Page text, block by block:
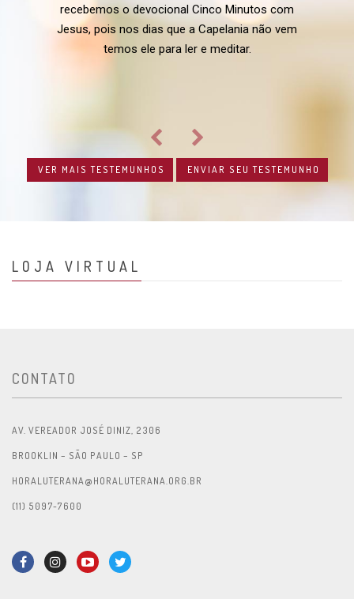
recebemos o devocional Cinco Minutos com
Jesus, pois nos dias que a Capelania não vem
temos ele para ler e meditar.
VER MAIS TESTEMUNHOS ENVIAR SEU TESTEMUNHO
LOJA VIRTUAL
CONTATO
AV. VEREADOR JOSÉ DINIZ, 2306
BROOKLIN – SÃO PAULO – SP
HORALUTERANA@HORALUTERANA.ORG.BR
(11) 5097-7600